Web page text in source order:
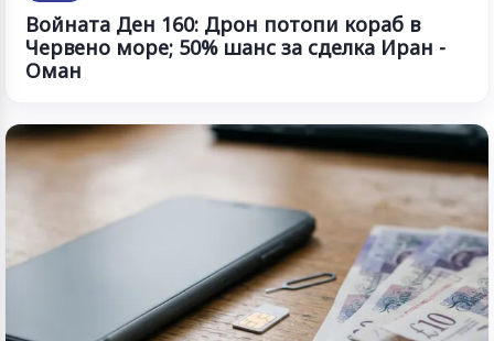
Войната Ден 160: Дрон потопи кораб в
Червено море; 50% шанс за сделка Иран -
Оман